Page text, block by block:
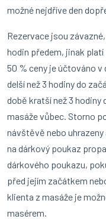
možné nejdříve den
Rezervace jsou
hodin předem, jinak
50 % ceny je účtováno v
delší než 3 hodiny do
době kratší než 3 hodiny
masáže vůbec. Storno
návštěvě nebo
na dárkový poukaz
dárkového poukazu,
před jejím začátkem
klienta z masáže je
masérem.